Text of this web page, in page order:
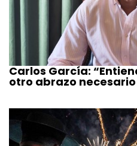
Carlos García:
otro abrazo